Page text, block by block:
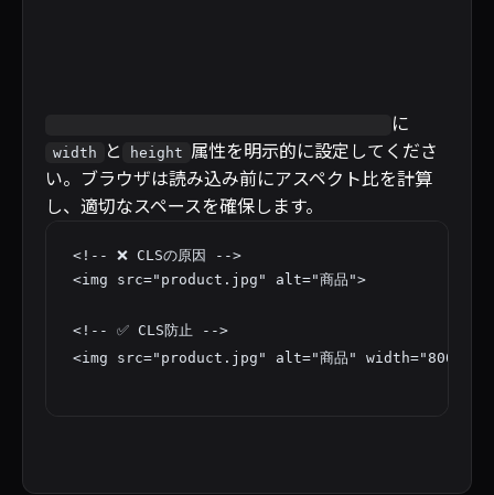
に
width と height 属性を明示的に設定してくださ
い。ブラウザは読み込み前にアスペクト比を計算
し、適切なスペースを確保します。
<!-- ❌ CLSの原因 -->
<img src="product.jpg" alt="商品">
<!-- ✅ CLS防止 -->
<img src="product.jpg" alt="商品" width="800"